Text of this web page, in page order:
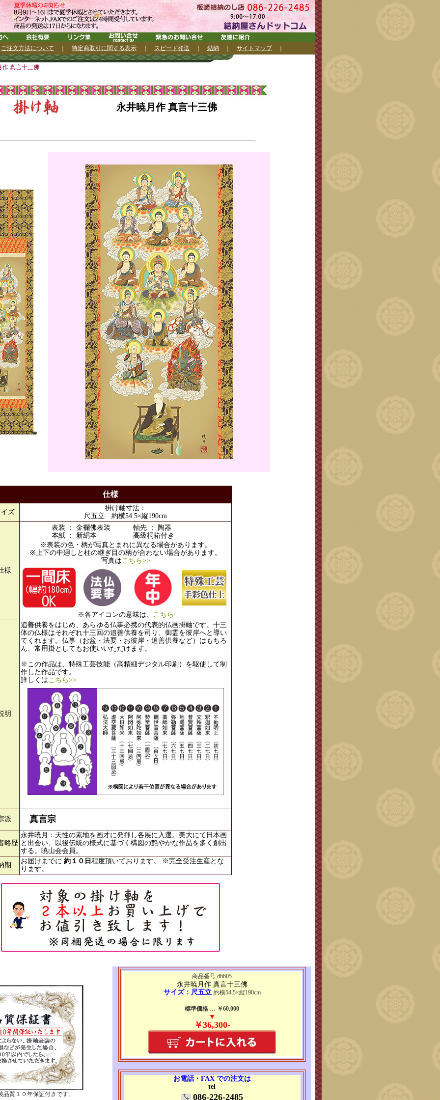
ご注文方法について 特定商取引に関する表示 スピード発送 結納 サイトマップ｜
作 真言十三佛
永井暁月作 真言十三佛
仕様
ズ
掛け軸寸法：
尺五立 約横54.5×縦190cm
様
表装 ： 金襴佛表装
本紙 ： 新絹本
軸先 ： 陶器
高級桐箱付き
※表装の色・柄が写真とまれに異なる場合があります。
※上下の中廻しと柱の継ぎ目の柄が合わない場合があります。
写真はこちら>>
※各アイコンの意味は、 こちら
明
追善供養をはじめ、あらゆる仏事必携の代表的仏画掛軸です。十三
体の仏様はそれぞれ十三回の追善供養を司り、御霊を彼岸へと導い
てくれます。仏事（お盆・法要・お彼岸・追善供養など）はもちろ
ん、常用掛としてもお使いいただけます。
※この作品は、特殊工芸技能（高精細デジタル印刷）を駆使して制
作した作品です。
詳しくはこちら>>
派 真言宗
略歴
永井暁月：天性の素地を画才に発揮し各展に入選。美大にて日本画
と出会い、以後伝統の様式に基づく構図の艶やかな作品を多く創出
する。暁山会会員。
期
お届けまでに 約１０日 程度頂いております。 ※完全受注生産とな
ります。
質１０年保証付きです。
商品番号 d6605
永井暁月作 真言十三佛
サイズ：尺五立 約横54.5×縦190cm
標準価格 … ￥60,000
▼
￥36,300-
お電話・FAX での注文は
tel
086-226-2485